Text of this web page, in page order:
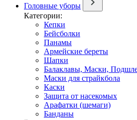
Головные уборы
Категории:
Кепки
Бейсболки
Панамы
Армейские береты
Шапки
Балаклавы, Маски,
Маски для страйкбола
Каски
Защита от насекомых
Арафатки (шемаги)
Банданы